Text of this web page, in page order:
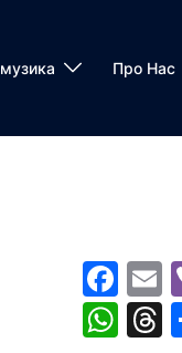
музика Про Нас